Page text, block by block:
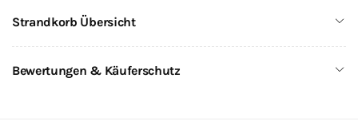
Strandkorb Übersicht
Bewertungen & Käuferschutz